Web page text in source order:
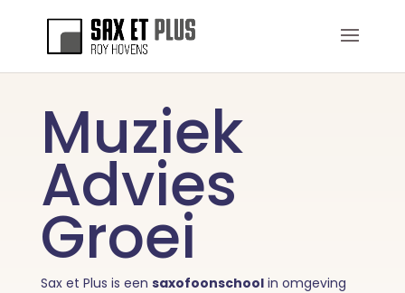
Muziek
Advies
Groei
Sax et Plus is een saxofoonschoolin omgeving